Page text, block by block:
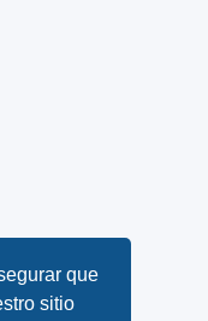
que
sitio